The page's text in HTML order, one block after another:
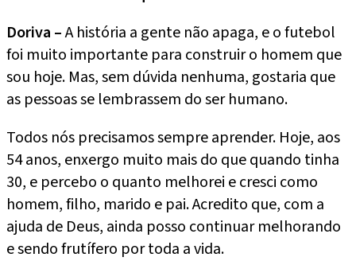
Doriva –A história a gente não apaga, e o futebol
foi muito importante para construir o homem que
sou hoje. Mas, sem dúvida nenhuma, gostaria que
as pessoas se lembrassem do ser humano.
Todos nós precisamos sempre aprender. Hoje, aos
54 anos, enxergo muito mais do que quando tinha
30, e percebo o quanto melhorei e cresci como
homem, filho, marido e pai. Acredito que, com a
ajuda de Deus, ainda posso continuar melhorando
e sendo frutífero por toda a vida.